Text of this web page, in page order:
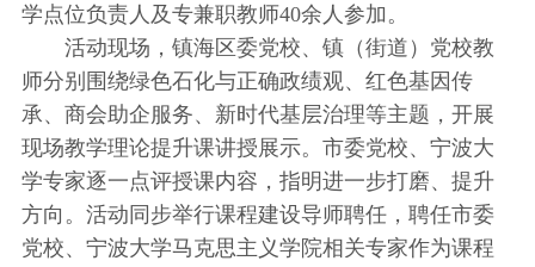
学点位负责人及专兼职教师40余人参加。
活动现场，镇海区委党校、镇（街道）党校教
师分别围绕绿色石化与正确政绩观、红色基因传
承、商会助企服务、新时代基层治理等主题，开展
现场教学理论提升课讲授展示。市委党校、宁波大
学专家逐一点评授课内容，指明进一步打磨、提升
方向。活动同步举行课程建设导师聘任，聘任市委
党校、宁波大学马克思主义学院相关专家作为课程